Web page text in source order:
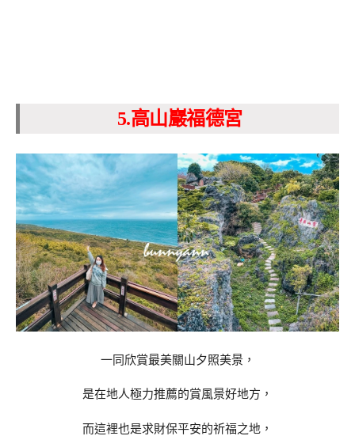
5.高山巖福德宮
一同欣賞最美關山夕照美景，
是在地人極力推薦的賞風景好地方，
而這裡也是求財保平安的祈福之地，